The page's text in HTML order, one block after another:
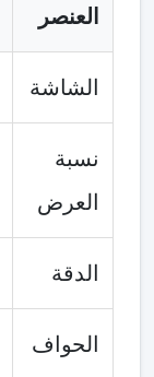
العنصر
الشاشة
نسبة
العرض
الدقة
الحواف